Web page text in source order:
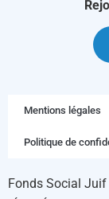
Mentions légales
Politique de
Fonds Social